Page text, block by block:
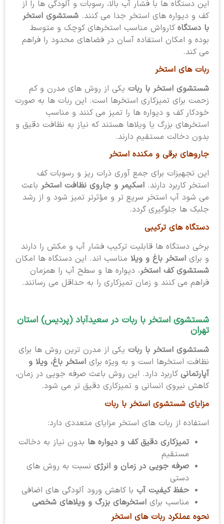
این دستگاه ها با فشار آب بالا، رسوبات و آلودگی ها را از
کف و دیواره های استخر جدا می کنند. شستشوی استخر
با دستگاهکارواش مناسب استخرهای کوچک و متوسط
بوده و امکان استفاده آسان در فضاهای محدود را فراهم
می کند.
ربات های استخر
شستشوی استخر با رباتیکی از روش های مدرن و کم
زحمت برای تمیزکاری استخرها است. این ربات ها به صورت
خودکار کف و دیواره ها را تمیز می کنند و مناسب
استخرهای بزرگ یا ویلاها هستند که نیاز به نظافت دقیق و
بدون دخالت مستقیم دارند.
جاروهای برقی و مکنده استخر
این تجهیزات برای جمع آوری ذرات ریز و رسوبات کف
استخر کاربرد دارند. اسکیمر و جاروی نظافت استخرباعث
می شود آب استخر سریع تر و مؤثرتر تمیز شود و از رشد
جلبک ها جلوگیری گردد.
دستگاه های ترکیبی
برخی دستگاه ها قابلیت ترکیب فشار آب و مکش را دارند
و برای استخر باغ و ویلامناسب اند. این دستگاه ها امکان
شستشوی کف استخر، دیواره ها و سطح آب را همزمان
فراهم می کنند و زمان تمیزکاری را به حداقل می رسانند.
شستشوی استخر با ربات در سعیدآباد (پردیس) استان
تهران
شستشوی استخر با رباتیکی از مدرن ترین روش ها برای
نظافت استخرها است و به ویژه برای استخر باغ، ویلا و
آپارتمانیکاربرد دارد. این روش باعث صرفه جویی در زمان،
کاهش نیروی انسانی و تمیزکاری دقیق تر می شود.
مزایای شستشوی استخر با ربات
استفاده از ربات های استخر مزایای متعددی دارد:
تمیزکاری دقیق کف و دیواره هابدون نیاز به دخالت
مستقیم
صرفه جویی در زمان و انرژینسبت به روش های
دستی
حفظ کیفیت آببا کاهش ورود آلودگی های اضافی
مناسب برای استخرهای بزرگ و ویلاهای شخصی
نحوه عملکرد ربات های استخر